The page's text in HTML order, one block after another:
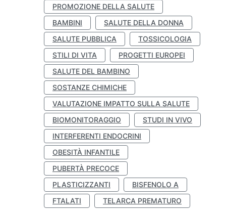
PROMOZIONE DELLA SALUTE
BAMBINI
SALUTE DELLA DONNA
SALUTE PUBBLICA
TOSSICOLOGIA
STILI DI VITA
PROGETTI EUROPEI
SALUTE DEL BAMBINO
SOSTANZE CHIMICHE
VALUTAZIONE IMPATTO SULLA SALUTE
BIOMONITORAGGIO
STUDI IN VIVO
INTERFERENTI ENDOCRINI
OBESITÀ INFANTILE
PUBERTÀ PRECOCE
PLASTICIZZANTI
BISFENOLO A
FTALATI
TELARCA PREMATURO